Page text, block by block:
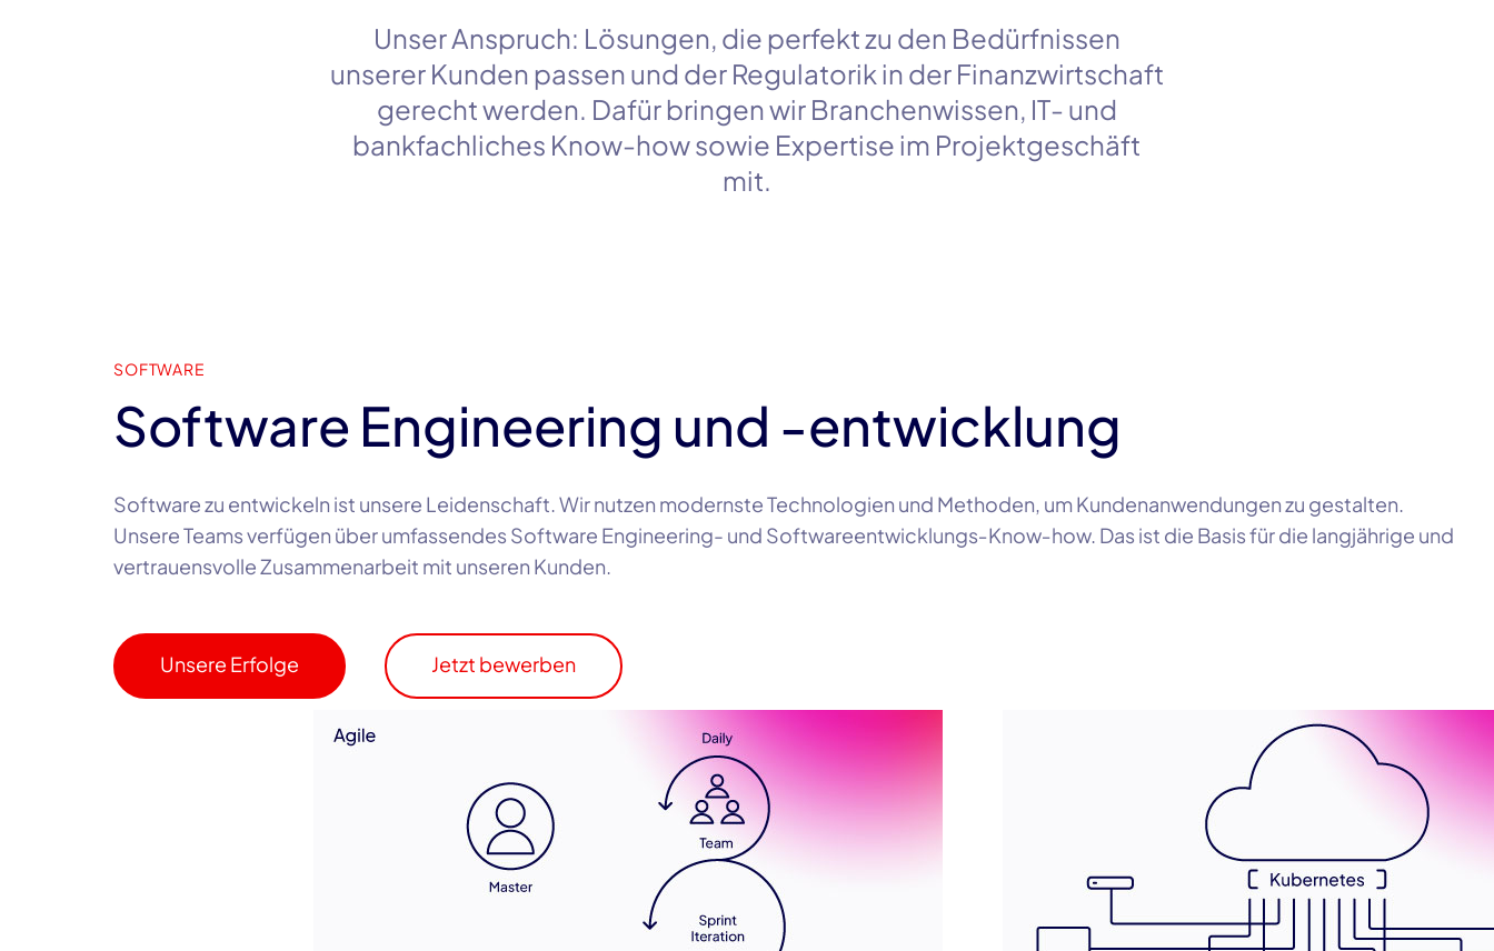
Unser Anspruch: Lösungen, die perfekt zu den Bedürfnissen
unserer Kunden passen und der Regulatorik in der Finanzwirtschaft
gerecht werden. Dafür bringen wir Branchenwissen, IT- und
bankfachliches Know-howsowie Expertise im Projektgeschäft
mit.
SOFTWARE
Software Engineering und -entwicklung
Software zu entwickeln ist unsere Leidenschaft. Wir nutzen modernste Technologien und Methoden, um Kundenanwendungen zu gestalten.
Unsere Teams verfügen über umfassendes Software Engineering- und Softwareentwicklungs‑Know‑how. Das ist die Basis für die langjährige und
vertrauensvolle Zusammenarbeit mit unseren Kunden.
Unsere Erfolge Jetzt bewerben